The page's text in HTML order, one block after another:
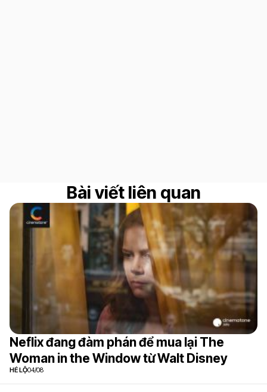
Bài viết liên quan
Neflix đang đàm phán để mua lại The
Woman in the Window từ Walt Disney
HÉ LỘ04/08